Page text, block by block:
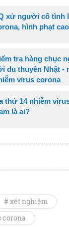
xử người cố tình
hình phạt
tra hàng chục
du thuyền Nhật -
virus corona
thứ 14 nhiễm
là ai?
# xét nghiệm
corona